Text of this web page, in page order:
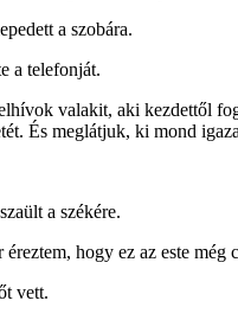
a szobára.
a telefonját.
valakit, aki kezdettől
És meglátjuk, ki mond
a székére.
éreztem, hogy ez az este még
vett.